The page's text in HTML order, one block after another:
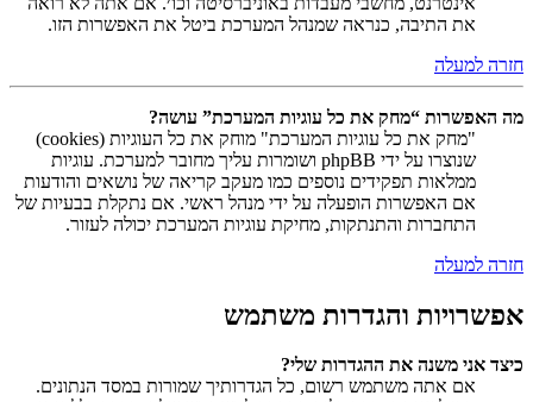
את התיבה, כנראה שמנהל המערכת ביטל את האפשרות הזו.
חזרה למעלה
מה האפשרות “מחק את כל עוגיות המערכת” עושה?
"מחק את כל עוגיות המערכת" מוחק את כל העוגיות (cookies)
שנוצרו על ידי phpBB ושומרות עליך מחובר למערכת. עוגיות
ממלאות תפקידים נוספים כמו מעקב קריאה של נושאים והודעות
אם האפשרות הופעלה על ידי מנהל ראשי. אם נתקלת בבעיות של
התחברות והתנתקות, מחיקת עוגיות המערכת יכולה לעזור.
חזרה למעלה
אפשרויות והגדרות משתמש
כיצד אני משנה את ההגדרות שלי?
אם אתה משתמש רשום, כל הגדרותיך שמורות במסד הנתונים.